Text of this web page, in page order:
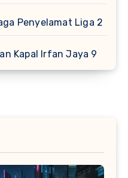
Penyelamat Liga 2
Kapal Irfan Jaya 9